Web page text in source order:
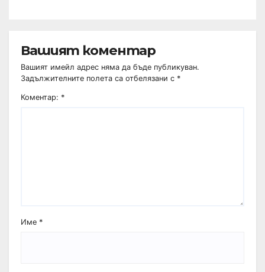
Вашият коментар
Вашият имейл адрес няма да бъде публикуван.
Задължителните полета са отбелязани с *
Коментар: *
Име *